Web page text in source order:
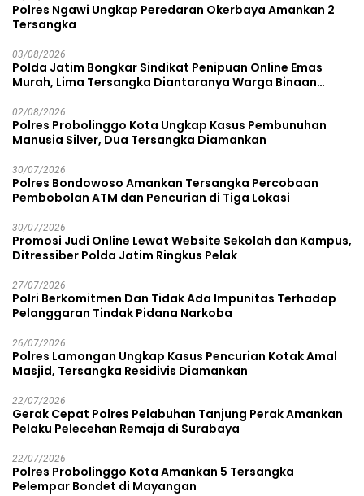
Polres Ngawi Ungkap Peredaran Okerbaya Amankan 2
Tersangka
03/08/2026
Polda Jatim Bongkar Sindikat Penipuan Online Emas
Murah, Lima Tersangka Diantaranya Warga Binaan
02/08/2026
Polres Probolinggo Kota Ungkap Kasus Pembunuhan
Manusia Silver, Dua Tersangka Diamankan
30/07/2026
Polres Bondowoso Amankan Tersangka Percobaan
Pembobolan ATM dan Pencurian di Tiga Lokasi
30/07/2026
Promosi Judi Online Lewat Website Sekolah dan Kampus,
Ditressiber Polda Jatim Ringkus Pelak
27/07/2026
Polri Berkomitmen Dan Tidak Ada Impunitas Terhadap
Pelanggaran Tindak Pidana Narkoba
26/07/2026
Polres Lamongan Ungkap Kasus Pencurian Kotak Amal
Masjid, Tersangka Residivis Diamankan
22/07/2026
Gerak Cepat Polres Pelabuhan Tanjung Perak Amankan
Pelaku Pelecehan Remaja di Surabaya
22/07/2026
Polres Probolinggo Kota Amankan 5 Tersangka
Pelempar Bondet di Mayangan